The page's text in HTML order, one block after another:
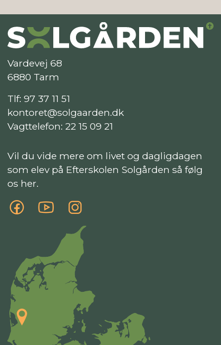
Vardevej 68
6880 Tarm
Tlf: 97 37 11 51
kontoret@solgaarden.dk
Vagttelefon: 22 15 09 21
Vil du vide mere om livet og dagligdagen
som elev på Efterskolen Solgården så følg
os her.